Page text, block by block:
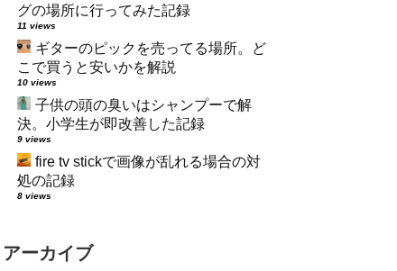
グの場所に行ってみた記録
11 views
ギターのピックを売ってる場所。ど
こで買うと安いかを解説
10 views
子供の頭の臭いはシャンプーで解
決。小学生が即改善した記録
9 views
fire tv stickで画像が乱れる場合の対
処の記録
8 views
アーカイブ